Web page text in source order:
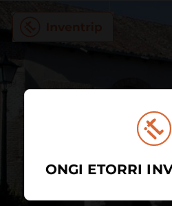
ONGI ETORRI